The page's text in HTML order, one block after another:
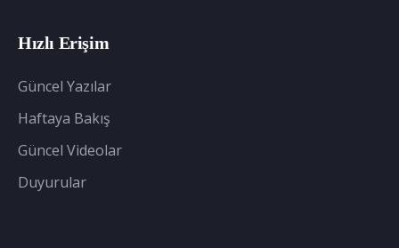
Hızlı Erişim
Güncel Yazılar
Haftaya Bakış
Güncel Videolar
Duyurular